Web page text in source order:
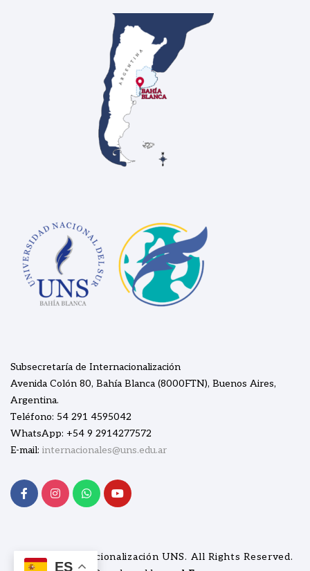
Subsecretaría de Internacionalización
Avenida Colón 80, Bahía Blanca (8000FTN), Buenos Aires,
Argentina.
Teléfono: 54 291 4595042
WhatsApp: +54 9 2914277572
E-mail: internacionales@uns.edu.ar
© 2026 Internacionalización UNS. All Rights Reserved.
ES